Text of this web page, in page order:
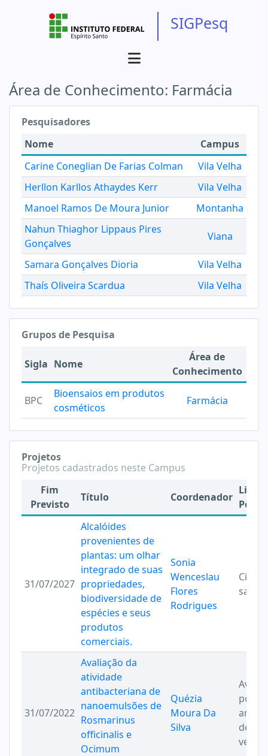
SIGPesq
Área de Conhecimento: Farmácia
Pesquisadores
Nome
Campus
Carine Coneglian De Farias Colman
Vila Velha
Herllon Karllos Athaydes Kerr
Vila Velha
Manoel Ramos De Moura Junior
Montanha
Nahun Thiaghor Lippaus Pires
Gonçalves
Viana
Samara Gonçalves Dioria
Vila Velha
Thaís Oliveira Scardua
Vila Velha
Grupos de Pesquisa
Sigla Nome
Área de
Conhecimento
BPC
Bioensaios em produtos
cosméticos
Farmácia
Projetos
Projetos cadastrados neste Campus
Fim
Previsto
Título Coordenador
Linha
31/07/2027
Alcalóides
provenientes de
plantas: um olhar
integrado de suas
propriedades,
biodiversidade de
espécies e seus
produtos
comerciais.
Sonia
Wenceslau
Flores
Rodrigues
saúde
31/07/2022
Avaliação da
atividade
antibacteriana de
nanoemulsões de
Rosmarinus
officinalis e
Ocimum
Quézia
Moura Da
Silva
de